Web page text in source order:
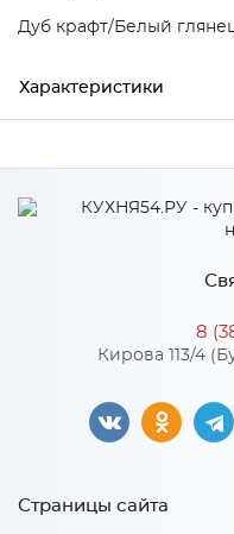
Дуб крафт/Белый
Характеристики
Высота
Материал
Особенности
8
Кирова 113/4
Страницы сайта